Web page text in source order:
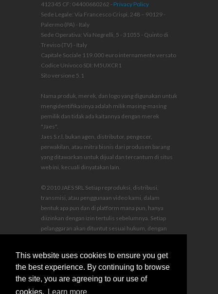
This website uses cookies to ensure you get
the best experience. By continuing to browse
the site, you are agreeing to our use of
cookies.
Learn more
412345 CF: 04400680262 - Privacy Policy
Sede Legale: Via Francesco Crispi, 248 – 90129 -
Palermo (PA) - Italy
Sede Operativa: Via Negrelli, 5 - 31055 - Quinto di
Treviso (TV) - Italy
Capitale Sociale 119.000 euro internamente versato
Codice Univoco SDI: M5UXCR1
Sito versione 5.1
Nama produk, merek, dan logo yang digunakan untuk
mengidentifikasinya adalah milik masing-masing
pemilik dan tidak ada kaitannya dengan merek
"Jaes".
Jaes S.r.l. bukan agen, distributor, pengecer,
perwakilan, atau mitra bisnis dari produsen barang
yang ditawarkan untuk dijual dan tercantum di situs
web ini, kecuali dinyatakan lain.
© 2010 JAES SRL Setiap reproduksi, distribusi,
transmisi, atau penggunaan video kami, dalam
bentuk apa pun dan di platform mana pun, hanya
diizinkan dengan izin tertulis sebelumnya. Setiap
pelanggaran akan dituntut sesuai hukum, dengan